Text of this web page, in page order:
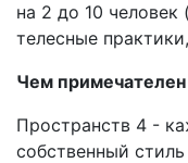
на 2 до 10 человек
телесные
Чем примечателен
Пространств 4 -
собственный